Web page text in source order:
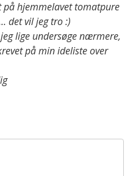
hjemmelavet tomatpure
det vil jeg tro :)
lige undersøge nærmere,
på min ideliste over